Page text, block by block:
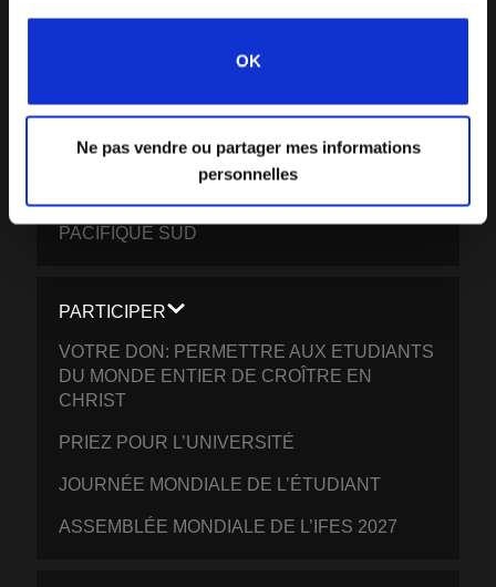
OK
Ne pas vendre ou partager mes informations
personnelles
EURASIE
ASIE DU SUD
PACIFIQUE SUD
PARTICIPER
VOTRE DON: PERMETTRE AUX ETUDIANTS
DU MONDE ENTIER DE CROÎTRE EN
CHRIST
PRIEZ POUR L’UNIVERSITÉ
JOURNÉE MONDIALE DE L’ÉTUDIANT
ASSEMBLÉE MONDIALE DE L’IFES 2027